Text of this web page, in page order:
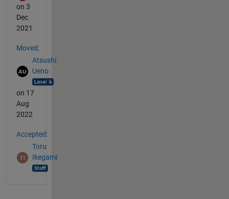
on 3
Dec
2021
Moved:
Atsushi
Ueno
on 17
Aug
2022
Accepted:
Toru
Ikegami